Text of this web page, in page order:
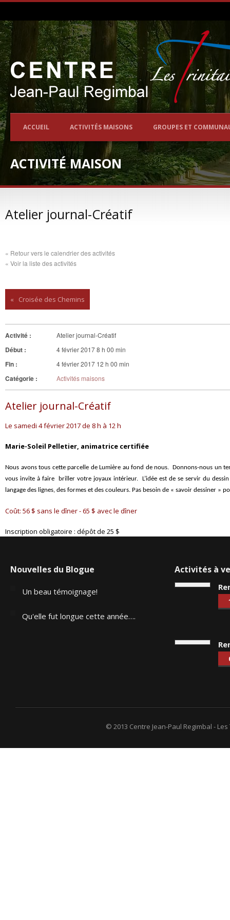
ACCUEIL ACTIVITÉS MAISONS GROUPES ET
ACTIVITÉ MAISON
Atelier journal-Créatif
« Retour vers le calendrier des activités
« Voir la liste des activités
« Croisée des Chemins
Activité : Atelier journal-Créatif
Début : 4 février 2017 8 h 00 min
Fin : 4 février 2017 12 h 00 min
Catégorie : Activités maisons
Atelier journal-Créatif
Le samedi 4 février 2017 de 8 h à 12 h
Marie-Soleil Pelletier, animatrice certifiée
Nous avons tous cette parcelle de Lumière au fond de nous. Donnons-nous un
vous invite à faire briller votre joyaux intérieur. L’idée est de se servir du
langage des lignes, des formes et des couleurs. Pas besoin de « savoir dessiner »
Coût: 56 $ sans le dîner - 65 $ avec le dîner
Inscription obligatoire : dépôt de 25 $
Nouvelles du Blogue
Un beau témoignage!
Qu'elle fut longue cette année….
Activités à
© 2013 Centre Jean-Paul Regimbal -